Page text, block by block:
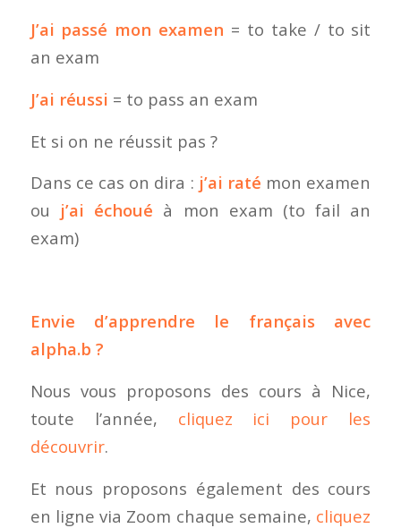
J’ai passé mon examen = to take / to sit
an exam
J’ai réussi = to pass an exam
Et si on ne réussit pas ?
Dans ce cas on dira : j’ai raté mon examen
ou j’ai échoué à mon exam (to fail an
exam)
Envie d’apprendre le français avec
alpha.b ?
Nous vous proposons des cours à Nice,
toute l’année, cliquez ici pour les
découvrir.
Et nous proposons également des cours
en ligne via Zoom chaque semaine, cliquez